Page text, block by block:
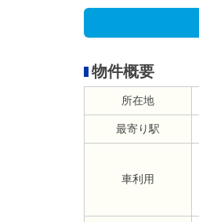
物件概要
所在地
最寄り駅
車利用